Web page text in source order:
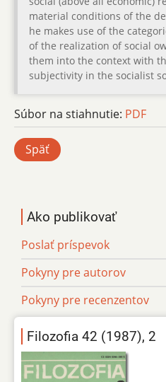
material conditions of the
he makes use of the
of the realization of social
them into the context with
subjectivity in the socialist
Súbor na stiahnutie: PDF
Späť
Ako publikovať
Poslať príspevok
Pokyny pre autorov
Pokyny pre recenzentov
Filozofia 42 (1987), 2